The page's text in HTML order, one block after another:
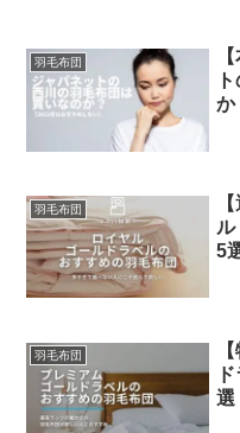
羽毛布団
か
羽毛布団
ル
5
羽毛布団
選